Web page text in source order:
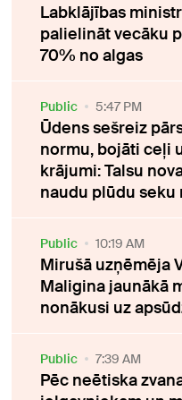
Labklājības
palielināt vecāku
70% no algas
Public 5:47 PM
Ūdens sešreiz
normu, bojāti ceļi
krājumi: Talsu
naudu plūdu seku
Public 10:19 AM
Mirušā uzņēmēja
Maligina jaunākā
nonākusi uz
Public 7:39 AM
Pēc neētiska